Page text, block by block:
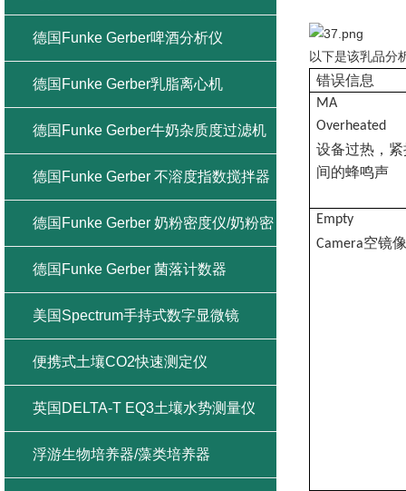
以下是该乳品分
错误信息
MA
Overheated
设备过热，
间的蜂鸣声
Empty
Camera空镜像
德国Funke Gerber啤酒分析仪
德国Funke Gerber乳脂离心机
德国Funke Gerber牛奶杂质度过滤机
德国Funke Gerber 不溶度指数搅拌器
德国Funke Gerber 奶粉密度仪/奶粉密
度计
德国Funke Gerber 菌落计数器
美国Spectrum手持式数字显微镜
便携式土壤CO2快速测定仪
英国DELTA-T EQ3土壤水势测量仪
浮游生物培养器/藻类培养器